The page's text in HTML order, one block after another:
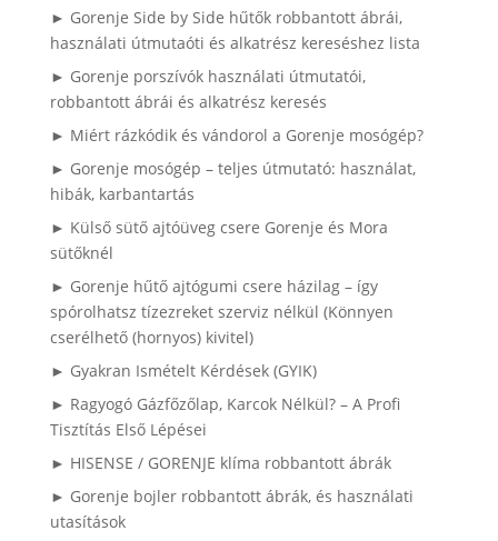
► Gorenje Side by Side hűtők robbantott ábrái,
használati útmutaóti és alkatrész kereséshez lista
► Gorenje porszívók használati útmutatói,
robbantott ábrái és alkatrész keresés
► Miért rázkódik és vándorol a Gorenje mosógép?
► Gorenje mosógép – teljes útmutató: használat,
hibák, karbantartás
► Külső sütő ajtóüveg csere Gorenje és Mora
sütőknél
► Gorenje hűtő ajtógumi csere házilag – így
spórolhatsz tízezreket szerviz nélkül (Könnyen
cserélhető (hornyos) kivitel)
► Gyakran Ismételt Kérdések (GYIK)
► Ragyogó Gázfőzőlap, Karcok Nélkül? – A Profi
Tisztítás Első Lépései
► HISENSE / GORENJE klíma robbantott ábrák
► Gorenje bojler robbantott ábrák, és használati
utasítások